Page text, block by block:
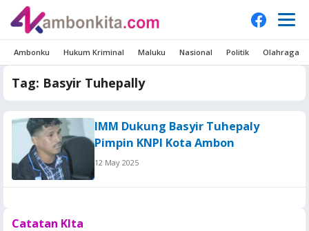
Ambonku Hukum Kriminal Maluku Nasional Politik Olahraga
Tag: Basyir Tuhepally
IMM Dukung Basyir Tuhepaly
Pimpin KNPI Kota Ambon
12 May 2025
Catatan KIta